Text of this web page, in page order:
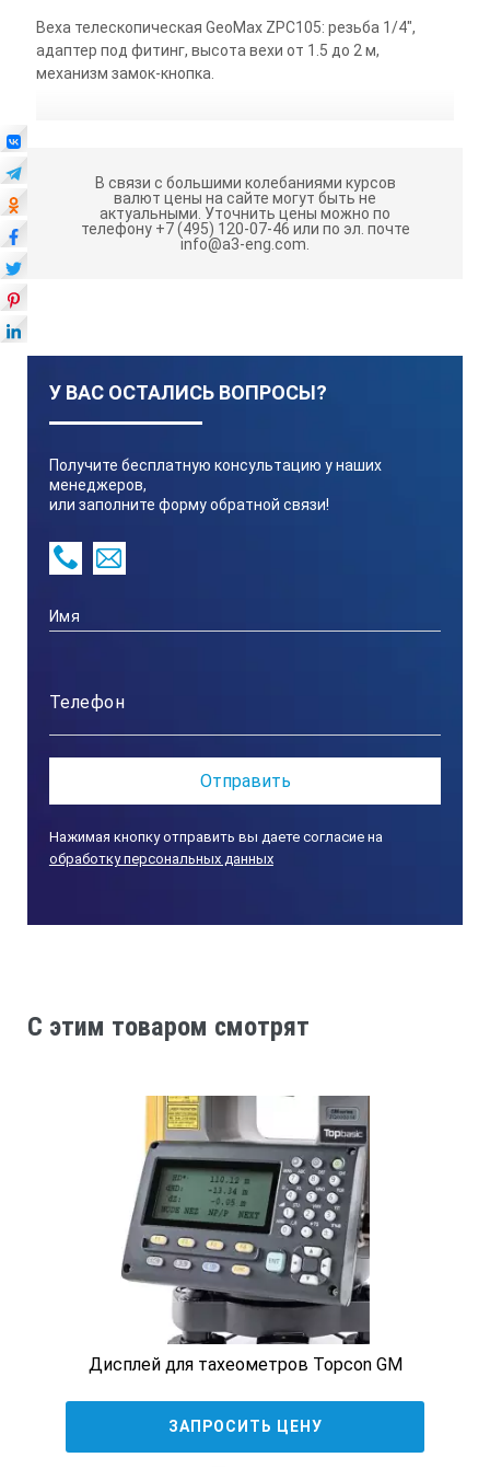
Веха телескопическая GeoMax ZPC105: резьба 1/4",
адаптер под фитинг, высота вехи от 1.5 до 2 м,
механизм замок-кнопка.
В связи с большими колебаниями курсов
валют цены на сайте могут быть не
актуальными. Уточнить цены можно по
телефону +7 (495) 120-07-46 или по эл. почте
info@a3-eng.com.
У ВАС ОСТАЛИСЬ ВОПРОСЫ?
Получите бесплатную консультацию у наших
менеджеров,
или заполните форму обратной связи!
Нажимая кнопку отправить вы даете согласие на
обработку персональных данных
C этим товаром смотрят
Дисплей для тахеометров Topcon GM
ЗАПРОСИТЬ ЦЕНУ